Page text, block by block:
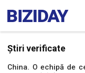
Știri verificate
China. O echipă de